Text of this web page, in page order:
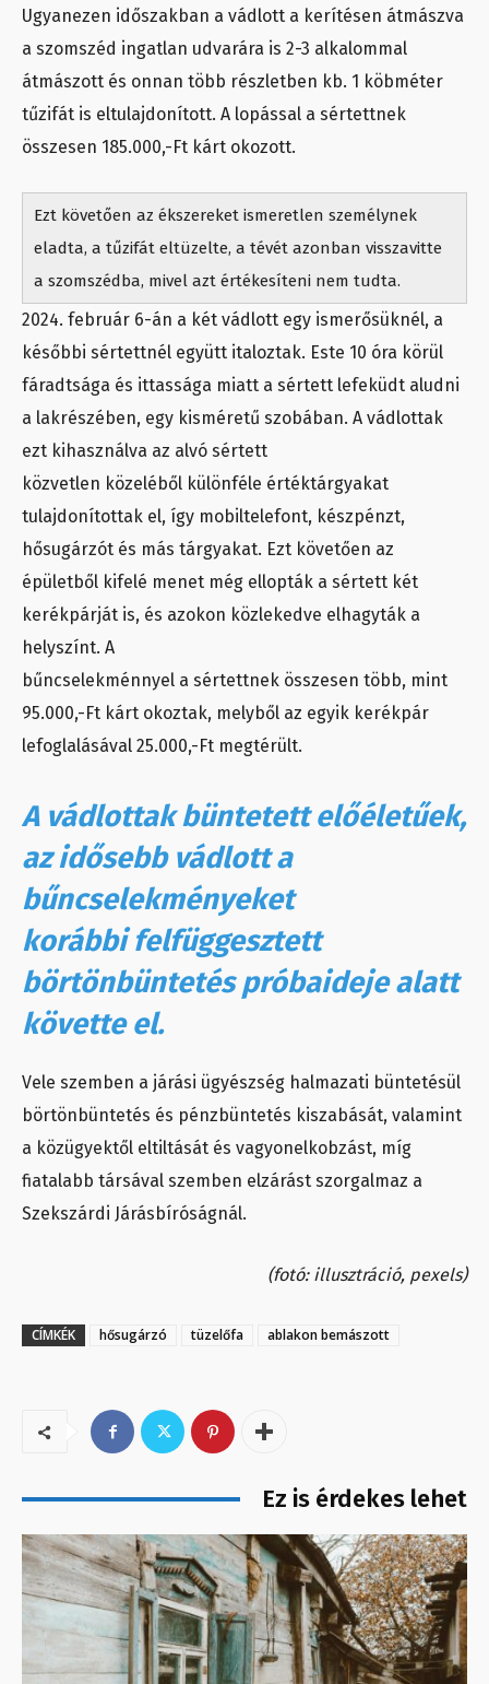
Ugyanezen időszakban a vádlott a kerítésen átmászva
a szomszéd ingatlan udvarára is 2-3 alkalommal
átmászott és onnan több részletben kb. 1 köbméter
tűzifát is eltulajdonított. A lopással a sértettnek
összesen 185.000,-Ft kárt okozott.
Ezt követően az ékszereket ismeretlen személynek
eladta, a tűzifát eltüzelte, a tévét azonban visszavitte
a szomszédba, mivel azt értékesíteni nem tudta.
2024. február 6-án a két vádlott egy ismerősüknél, a
későbbi sértettnél együtt italoztak. Este 10 óra körül
fáradtsága és ittassága miatt a sértett lefeküdt aludni
a lakrészében, egy kisméretű szobában. A vádlottak
ezt kihasználva az alvó sértett
közvetlen közeléből különféle értéktárgyakat
tulajdonítottak el, így mobiltelefont, készpénzt,
hősugárzót és más tárgyakat. Ezt követően az
épületből kifelé menet még ellopták a sértett két
kerékpárját is, és azokon közlekedve elhagyták a
helyszínt. A
bűncselekménnyel a sértettnek összesen több, mint
95.000,-Ft kárt okoztak, melyből az egyik kerékpár
lefoglalásával 25.000,-Ft megtérült.
A vádlottak büntetett előéletűek,
az idősebb vádlott a
bűncselekményeket
korábbi felfüggesztett
börtönbüntetés próbaideje alatt
követte el.
Vele szemben a járási ügyészség halmazati büntetésül
börtönbüntetés és pénzbüntetés kiszabását, valamint
a közügyektől eltiltását és vagyonelkobzást, míg
fiatalabb társával szemben elzárást szorgalmaz a
Szekszárdi Járásbíróságnál.
(fotó: illusztráció, pexels)
CÍMKÉK hősugárzó tüzelőfa ablakon bemászott
Ez is érdekes lehet